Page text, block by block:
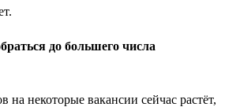
до большего числа
на некоторые вакансии сейчас растёт,